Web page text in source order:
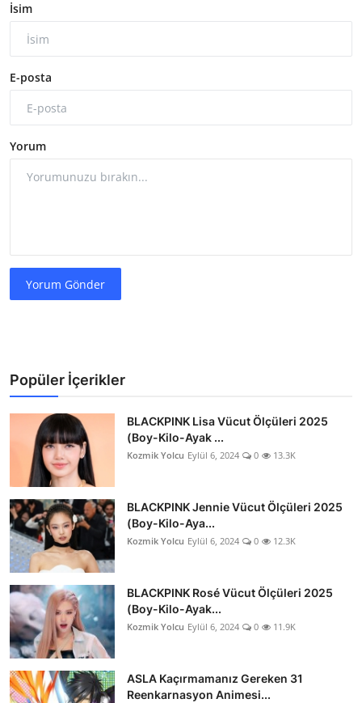
İsim
E-posta
Yorum
Yorum Gönder
Popüler İçerikler
BLACKPINK Lisa Vücut Ölçüleri 2025
(Boy-Kilo-Ayak ...
Kozmik Yolcu Eylül 6, 2024 0 13.3K
BLACKPINK Jennie Vücut Ölçüleri 2025
(Boy-Kilo-Aya...
Kozmik Yolcu Eylül 6, 2024 0 12.3K
BLACKPINK Rosé Vücut Ölçüleri 2025
(Boy-Kilo-Ayak...
Kozmik Yolcu Eylül 6, 2024 0 11.9K
ASLA Kaçırmamanız Gereken 31
Reenkarnasyon Animesi...